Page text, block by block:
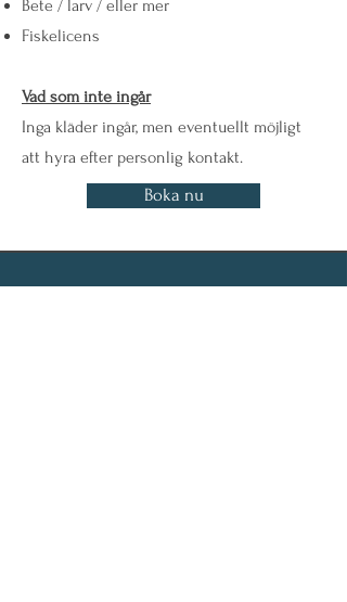
Bete / larv / eller mer
Fiskelicens
Vad som inte ingår
Inga kläder ingår, men eventuellt möjligt
att hyra efter personlig kontakt.
Boka nu